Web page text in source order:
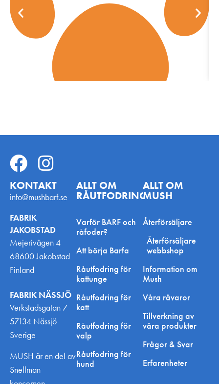
KONTAKT
info@mushbarf.se
FABRIK
JAKOBSTAD
Mejerivägen 4
68600 Jakobstad
Finland
FABRIK NÄSSJÖ
Verkstadsgatan 7
57134 Nässjö
Sverige
MUSH är en del av
Snellman
ALLT OM
RÅUTFODRING
Varför BARF och
råfoder?
Att börja Barfa
Råutfodring för
kattunge
Råutfodring för
katt
Råutfodring för
valp
Råutfodring för
hund
ALLT OM
MUSH
Återförsäljare
Återförsäljare
webbshop
Information om
Mush
Våra råvaror
Tillverkning av
våra produkter
Frågor & Svar
Erfarenheter